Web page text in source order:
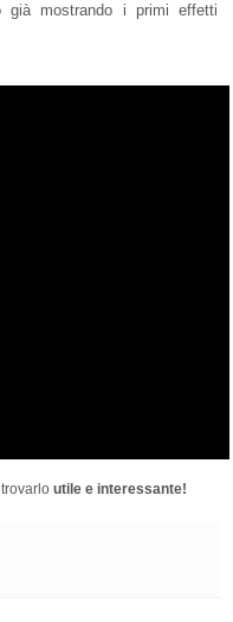
già mostrando i primi effetti
utile e interessante!